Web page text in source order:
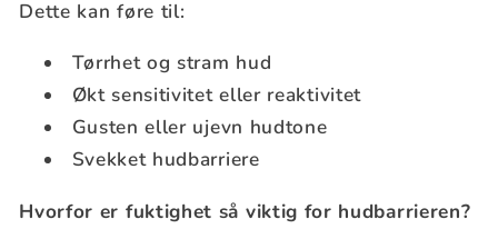
Dette kan føre til:
Tørrhet og stram hud
Økt sensitivitet eller reaktivitet
Gusten eller ujevn hudtone
Svekket hudbarriere
Hvorfor er fuktighet så viktig for hudbarrieren?